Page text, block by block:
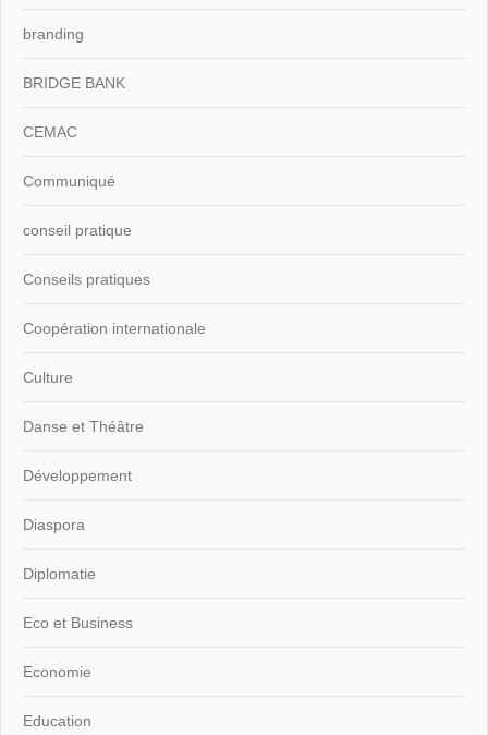
branding
BRIDGE BANK
CEMAC
Communiqué
conseil pratique
Conseils pratiques
Coopération internationale
Culture
Danse et Théâtre
Développement
Diaspora
Diplomatie
Eco et Business
Economie
Education